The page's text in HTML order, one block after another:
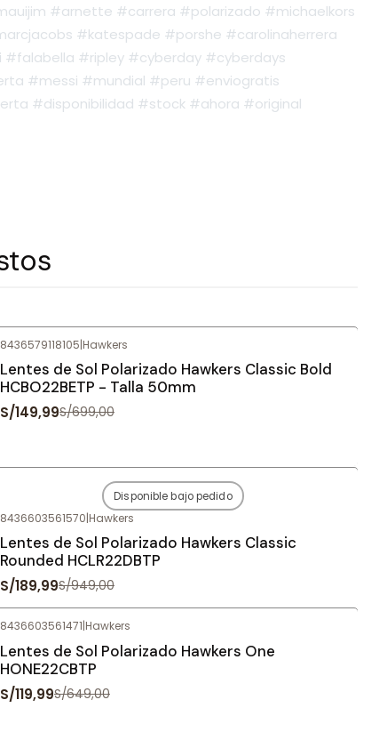
#arnette #carrera #polarizado #michaelkors
#katespade #porshe #carolinaherrera
#ripley #cyberday #cyberdays
#messi #mundial #peru #enviogratis
#disponibilidad #stock #ahora #original
8436579118105|Hawkers
Lentes de Sol Polarizado Hawkers Classic Bold
HCBO22BETP - Talla 50mm
S/149,99S/699,00
Agotado
Disponible bajo pedido
8436603561570|Hawkers
Lentes de Sol Polarizado Hawkers Classic
Rounded HCLR22DBTP
S/189,99S/949,00
8436603561471|Hawkers
Lentes de Sol Polarizado Hawkers One
HONE22CBTP
S/119,99S/649,00